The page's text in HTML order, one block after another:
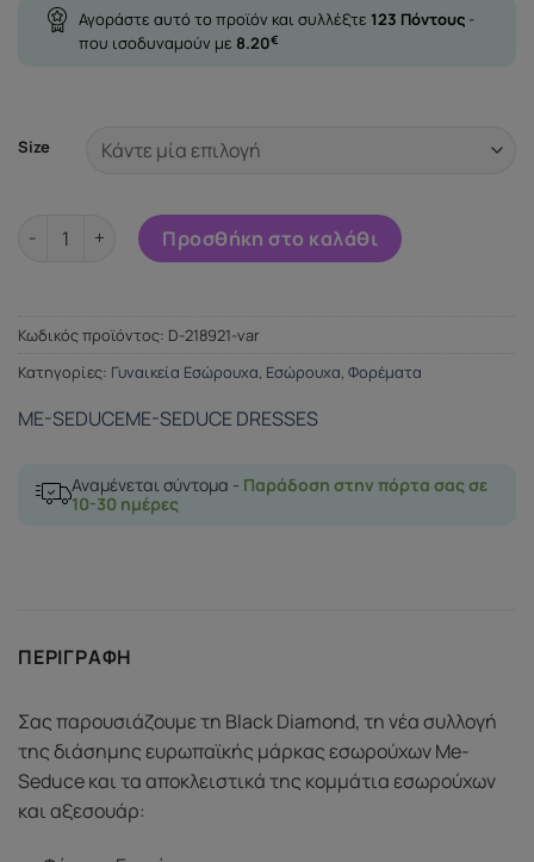
Αγοράστε αυτό το προϊόν και συλλέξτε 123 Πόντους -
που ισοδυναμούν με 8.20€
Size
ME-SEDUCE GWEN VESTIDO ROJO S/M ποσότητα
Προσθήκη στο καλάθι
Κωδικός προϊόντος: D-218921-var
Κατηγορίες: Γυναικεία Εσώρουχα, Εσώρουχα, Φορέματα
ME-SEDUCEME-SEDUCE DRESSES
Αναμένεται σύντομα - Παράδοση στην πόρτα σας σε
10-30 ημέρες
ΠΕΡΙΓΡΑΦΉ
Σας παρουσιάζουμε τη Black Diamond, τη νέα συλλογή
της διάσημης ευρωπαϊκής μάρκας εσωρούχων Me-
Seduce και τα αποκλειστικά της κομμάτια εσωρούχων
και αξεσουάρ: